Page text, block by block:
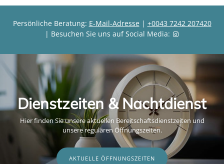
Persönliche Beratung: E-Mail-Adresse | +0043 7242 207420
| Besuchen Sie uns auf Social Media:
Dienstzeiten & Nachtdienst
Hier finden Sie unsere aktuellen Bereitschaftsdienstzeiten und
unsere regulären Öffnungszeiten.
AKTUELLE ÖFFNUNGSZEITEN